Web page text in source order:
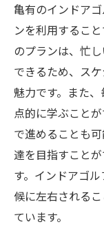
亀有のインドア
ンを利用するこ
のプランは、忙
できるため、ス
魅力です。また
点的に学ぶこと
で進めることも
達を目指すこと
す。インドアゴ
候に左右される
ています。